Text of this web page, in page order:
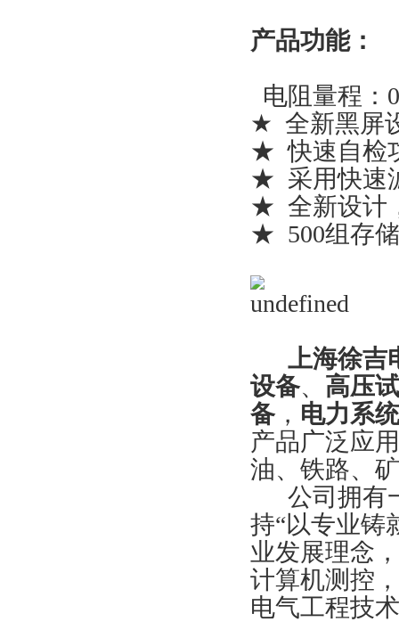
产品功能：
电阻量程：
★ 全新黑屏
★ 快速自检
★ 采用快速
★ 全新设计
★ 500组存储
上海徐吉
设备、 高压
备， 电力系
产品广泛应
油、铁路、
公司拥有
持“以专业铸
业发展理念
计算机测控
电气工程技